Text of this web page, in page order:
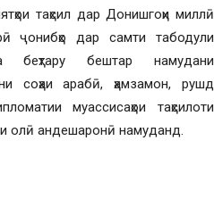
таҳсил дар Донишгоҳи миллӣ
ҷонибҳо дар самти табодули
беҳтару бештар намудани
соҳаи арабӣ, ҳамзамон, рушд
муассисаҳои таҳсилоти
олӣ андешаронӣ намуданд.